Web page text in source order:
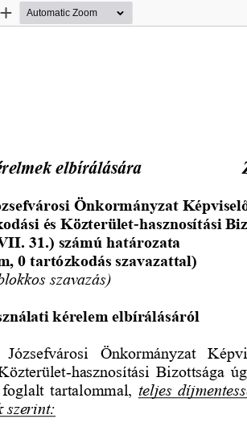
Zoom
elbírálására
Önkormányzat
és Közterület-hasznosítási
31.) számú határozata
0 tartózkodás szavazattal)
szavazás)
kérelem elbírálásáról
Önkormányzat
-hasznosítási  Bizottsága
tartalommal,
teljes
szerint: